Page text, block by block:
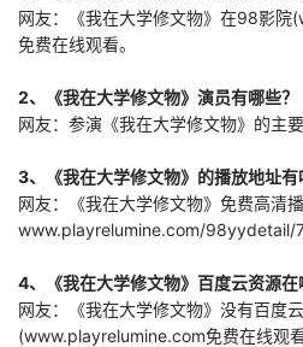
网友：《我在大学修文物》在98影
免费在线观看。
2、《我在大学修文物》演员有哪些？
网友：参演《我在大学修文物》的主
3、《我在大学修文物》的播放地址有
网友：《我在大学修文物》免费高清播
www.playrelumine.com/98yydetail/
4、《我在大学修文物》百度云资源在
网友：《我在大学修文物》没有百度
(www.playrelumine.com免费在线观看